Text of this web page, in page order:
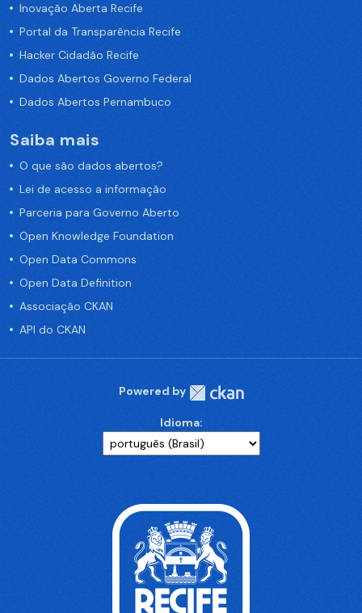
Inovação Aberta Recife
Portal da Transparência Recife
Hacker Cidadão Recife
Dados Abertos Governo Federal
Dados Abertos Pernambuco
Saiba mais
O que são dados abertos?
Lei de acesso a informação
Parceria para Governo Aberto
Open Knowledge Foundation
Open Data Commons
Open Data Definition
Associação CKAN
API do CKAN
Powered by
Idioma